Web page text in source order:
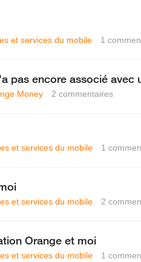
et services du mobile 1
pas encore associé avec
Money 2 commentaires
et services du mobile 1
et services du mobile 2
Orange et moi
et services du mobile 1